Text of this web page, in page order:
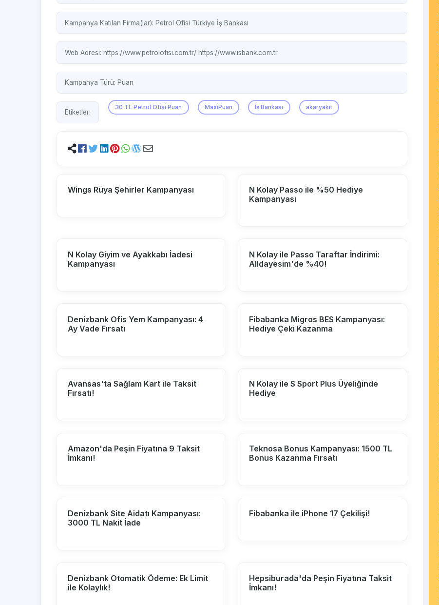
Kampanya Katılan Firma(lar): Petrol Ofisi Türkiye İş Bankası
Web Adresi: https://www.petrolofisi.com.tr/ https://www.isbank.com.tr
Kampanya Türü: Puan
Etiketler:
30 TL Petrol Ofisi Puan MaxiPuan İş Bankası akaryakıt
Wings Rüya Şehirler Kampanyası
N Kolay Passo ile %50 Hediye
Kampanyası
N Kolay Giyim ve Ayakkabı İadesi
Kampanyası
N Kolay ile Passo Taraftar İndirimi:
Alldayesim'de %40!
Denizbank Ofis Yem Kampanyası: 4
Ay Vade Fırsatı
Fibabanka Migros BES Kampanyası:
Hediye Çeki Kazanma
Avansas'ta Sağlam Kart ile Taksit
Fırsatı!
N Kolay ile S Sport Plus Üyeliğinde
Hediye
Amazon'da Peşin Fiyatına 9 Taksit
İmkanı!
Teknosa Bonus Kampanyası: 1500 TL
Bonus Kazanma Fırsatı
Denizbank Site Aidatı Kampanyası:
3000 TL Nakit İade
Fibabanka ile iPhone 17 Çekilişi!
Denizbank Otomatik Ödeme: Ek Limit
ile Kolaylık!
Hepsiburada'da Peşin Fiyatına Taksit
İmkanı!